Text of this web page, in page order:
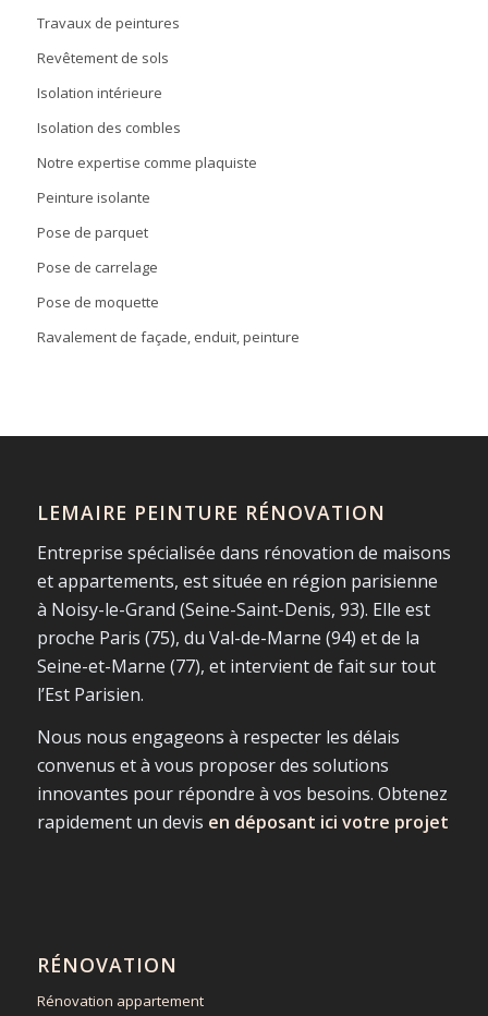
Travaux de peintures
Revêtement de sols
Isolation intérieure
Isolation des combles
Notre expertise comme plaquiste
Peinture isolante
Pose de parquet
Pose de carrelage
Pose de moquette
Ravalement de façade, enduit, peinture
LEMAIRE PEINTURE RÉNOVATION
Entreprise spécialisée dans rénovation de maisons
et appartements, est située en région parisienne
à Noisy-le-Grand (Seine-Saint-Denis, 93). Elle est
proche Paris (75), du Val-de-Marne (94) et de la
Seine-et-Marne (77), et intervient de fait sur tout
l’Est Parisien.
Nous nous engageons à respecter les délais
convenus et à vous proposer des solutions
innovantes pour répondre à vos besoins. Obtenez
rapidement un devis en déposant ici votre projet
RÉNOVATION
Rénovation appartement